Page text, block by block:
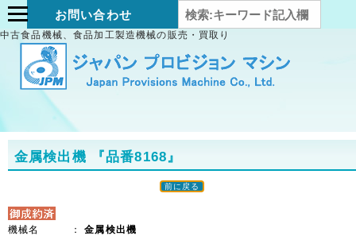
お問い合わせ
中古食品機械、食品加工製造機械の販売・買取り
金属検出機 『品番8168』
前に戻る
機械名 ：金属検出機